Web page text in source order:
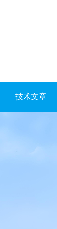
技术文章